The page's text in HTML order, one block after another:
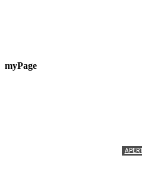
myPage